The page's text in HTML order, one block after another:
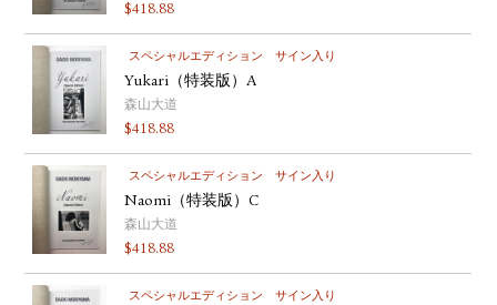
$418.88
スペシャルエディション サイン入り
Yukari（特装版）A
森山大道
$418.88
スペシャルエディション サイン入り
Naomi（特装版）C
森山大道
$418.88
スペシャルエディション サイン入り